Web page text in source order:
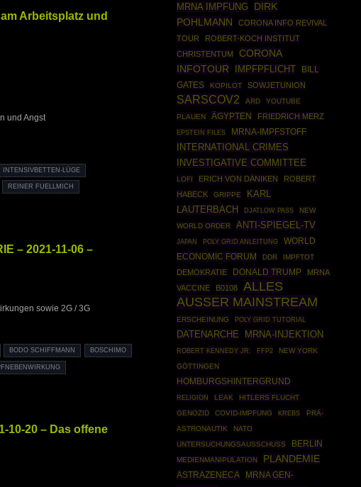
Arbeitsplatz und
und Angst
INTENSIVBETTEN-LÜGE
REINER FUELLMICH
– 2021-11-06 –
sowie 2G / 3G
BODO SCHIFFMANN BOSCHIMO
10-20 – Das offene
MRNA IMPFUNG
DIRK
POHLMANN
CORONA INFO REVIVAL
TOUR
ROBERT-KOCH INSTITUT
CHRISTENTUM
CORONA
INFOTOUR
IMPFPFLICHT
BILL
GATES
KOPILOT SOWJETUNION
SARSCOV2 ARD
YOUTUBE
PLAUEN
ÄGYPTEN FRIEDRICH MERZ
EPSTEIN FILES MRNA-IMPFSTOFF
INTERNATIONAL CRIMES
INVESTIGATIVE COMMITTEE
LOFI ERICH VON DÄNIKEN
ROBERT
HABECK
GRIPPE
KARL
LAUTERBACH
DJATLOW PASS
NEW
WORLD ORDER
ANTI-SPIEGEL-TV
JAPAN POLY GRID ANLEITUNG
WORLD
ECONOMIC FORUM
DDR IMPFTOT
DEMOKRATIE DONALD TRUMP
MRNA
VACCINE
B0108
ALLES
AUSSER MAINSTREAM
ERSCHEINUNG POLY GRID TUTORIAL
DATENARCHE MRNA-INJEKTION
ROBERT KENNEDY JR. FFP2
NEW YORK
GÖTTINGEN
HOMBURGSHINTERGRUND
RELIGION LEAK
HITLERS FLUCHT
GENOZID
COVID-IMPFUNG KREBS
PRÄ-
ASTRONAUTIK
NATO
UNTERSUCHUNGSAUSSCHUSS
BERLIN
MEDIENMANIPULATION PLANDEMIE
ASTRAZENECA
MRNA GEN-